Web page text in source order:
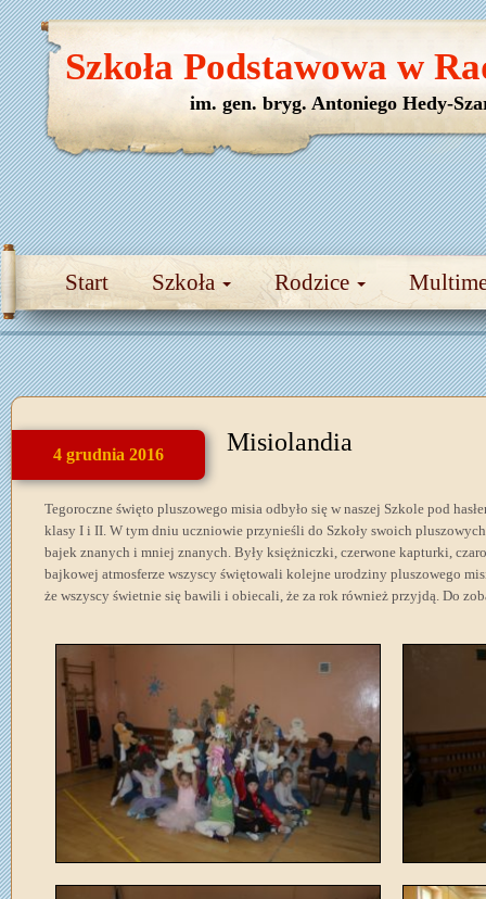
Start Szkoła Rodzice
Szkoła Podstawowa w
im. gen. bryg. Antoniego Hedy-
4 grudnia 2016 Misiolandia
Tegoroczne święto pluszowego misia odbyło się w naszej Szkole pod
klasy I i II. W tym dniu uczniowie przynieśli do Szkoły swoich
bajek znanych i mniej znanych. Były księżniczki, czerwone kapturki,
bajkowej atmosferze wszyscy świętowali kolejne urodziny pluszowego
że wszyscy świetnie się bawili i obiecali, że za rok również przyjdą. Do